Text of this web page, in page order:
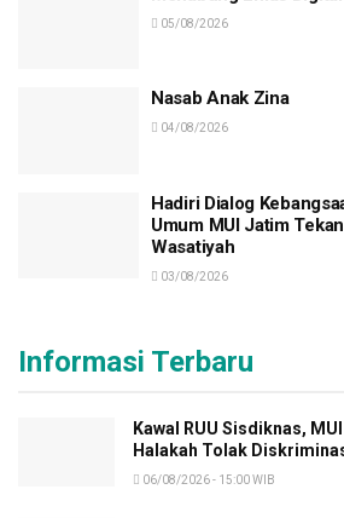
05/08/2026
Nasab Anak Zina
04/08/2026
Hadiri Dialog
Umum MUI Jatim
Wasatiyah
03/08/2026
Informasi Terbaru
Kawal RUU Sisdiknas,
Halakah Tolak
06/08/2026 - 15:00 WIB